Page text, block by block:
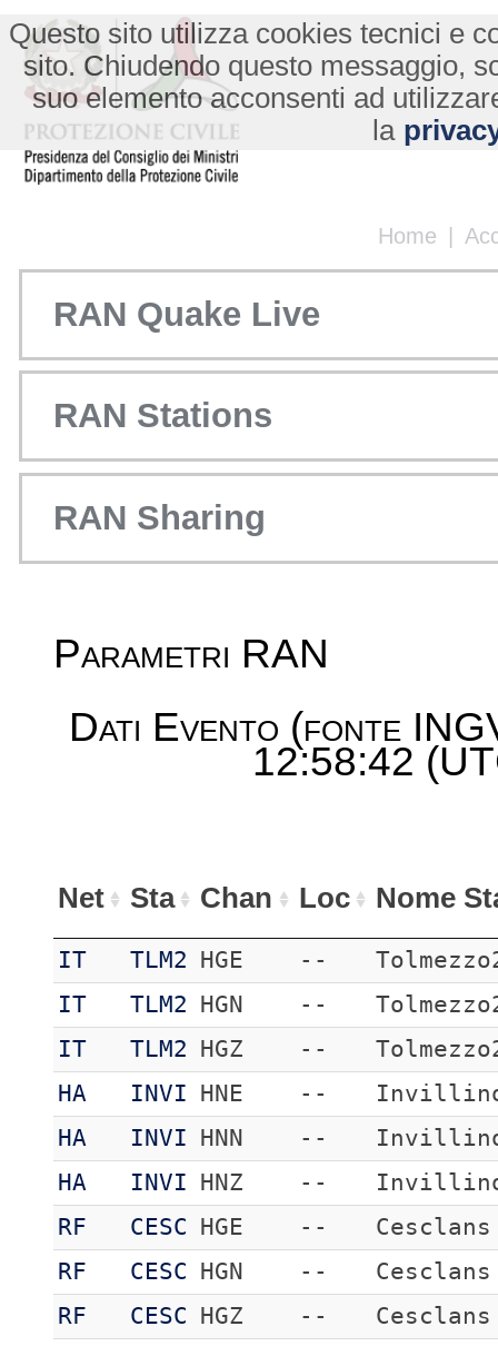
Home |
Questo sito utilizza cookies tecnici e
sito. Chiudendo questo messaggio,
suo elemento acconsenti ad
la
RAN Quake Live
RAN Stations
RAN Sharing
Parametri RAN
Dati Evento (fonte
12:58:42
Net Sta Chan Loc Nome
IT TLM2 HGE --
IT
TLM2 HGN --
IT
TLM2 HGZ --
HA
INVI HNE --
Invillino
HA
INVI HNN --
Invillino
HA
INVI HNZ --
Invillino
RF
CESC HGE --
Cesclans
RF
CESC HGN --
Cesclans
RF
CESC HGZ --
Cesclans